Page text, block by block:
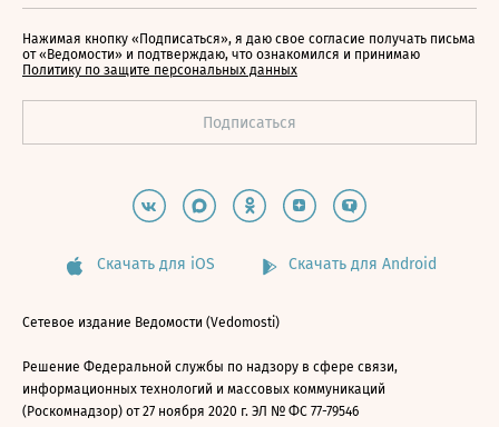
Нажимая кнопку «Подписаться», я даю свое согласие получать письма
от «Ведомости» и подтверждаю, что ознакомился и принимаю
Политику по защите персональных данных
Скачать для iOS Скачать для Android
Сетевое издание Ведомости (Vedomosti)
Решение Федеральной службы по надзору в сфере связи,
информационных технологий и массовых коммуникаций
(Роскомнадзор) от 27 ноября 2020 г. ЭЛ № ФС 77-79546